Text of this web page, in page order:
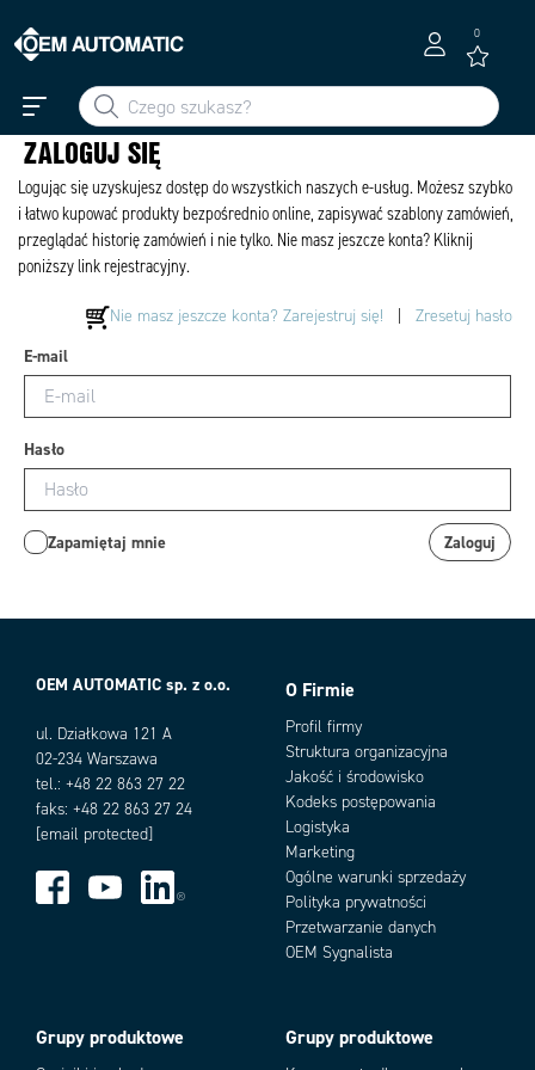
0
ZALOGUJ SIĘ
Logując się uzyskujesz dostęp do wszystkich naszych e-usług. Możesz szybko
i łatwo kupować produkty bezpośrednio online, zapisywać szablony zamówień,
przeglądać historię zamówień i nie tylko. Nie masz jeszcze konta? Kliknij
poniższy link rejestracyjny.
Nie masz jeszcze konta? Zarejestruj się! Zresetuj hasło
E-mail
Hasło
Zapamiętaj mnie Zaloguj
OEM AUTOMATIC sp. z o.o.
ul. Działkowa 121 A
02-234 Warszawa
tel.: +48 22 863 27 22
faks: +48 22 863 27 24
[email protected]
O Firmie
Profil firmy
Struktura organizacyjna
Jakość i środowisko
Kodeks postępowania
Logistyka
Marketing
Ogólne warunki sprzedaży
Polityka prywatności
Przetwarzanie danych
OEM Sygnalista
Grupy produktowe Grupy produktowe